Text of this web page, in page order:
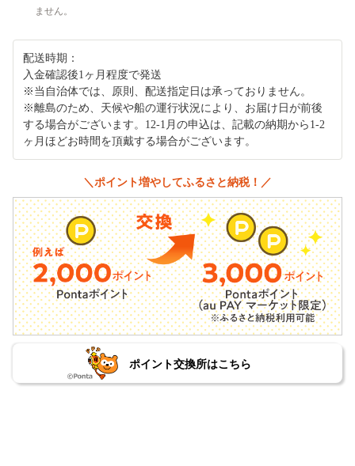
ません。
配送時期：
入金確認後1ヶ月程度で発送
※当自治体では、原則、配送指定日は承っておりません。
※離島のため、天候や船の運行状況により、お届け日が前後
する場合がございます。12-1月の申込は、記載の納期から1-2
ヶ月ほどお時間を頂戴する場合がございます。
＼ポイント増やしてふるさと納税！／
ポイント交換所はこちら